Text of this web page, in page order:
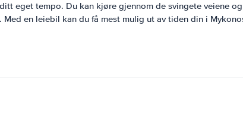
eget tempo. Du kan kjøre gjennom de svingete veiene
en leiebil kan du få mest mulig ut av tiden din i